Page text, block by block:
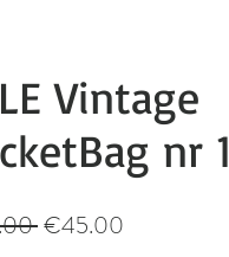
Vintage
nr 1
Regular
€45.00